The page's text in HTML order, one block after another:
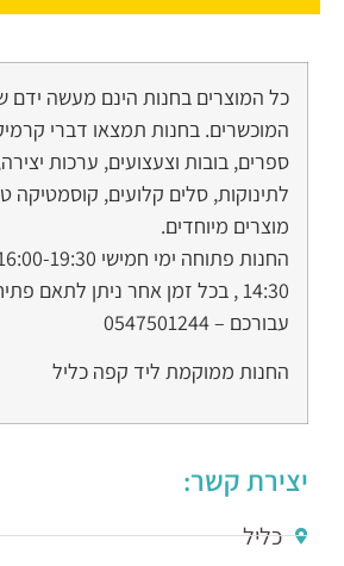
כל המוצרים בחנות הינם מעשה ידם
המוכשרים. בחנות תמצאו דברי
ספרים, בובות וצעצועים, ערכות
לתינוקות, סלים קלועים, קוסמטיקה
מוצרים מיוחדים.
14:30 , בכל זמן אחר ניתן לתאם
עבורכם – 0547501244
החנות ממוקמת ליד קפה כליל
יצירת קשר:
כליל